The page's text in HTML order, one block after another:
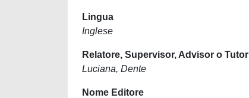
Lingua
Inglese
Relatore, Supervisor, Advisor o Tutor
Luciana, Dente
Nome Editore